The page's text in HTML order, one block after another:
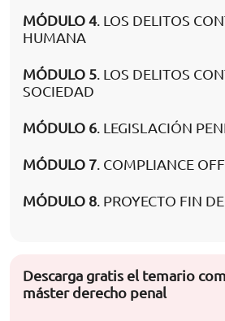
MÓDULO 4. LOS DELITOS
HUMANA
MÓDULO 5. LOS DELITOS
SOCIEDAD
MÓDULO 6. LEGISLACIÓN
MÓDULO 7. COMPLIANCE
MÓDULO 8. PROYECTO FIN
Descarga gratis el temario
máster derecho penal